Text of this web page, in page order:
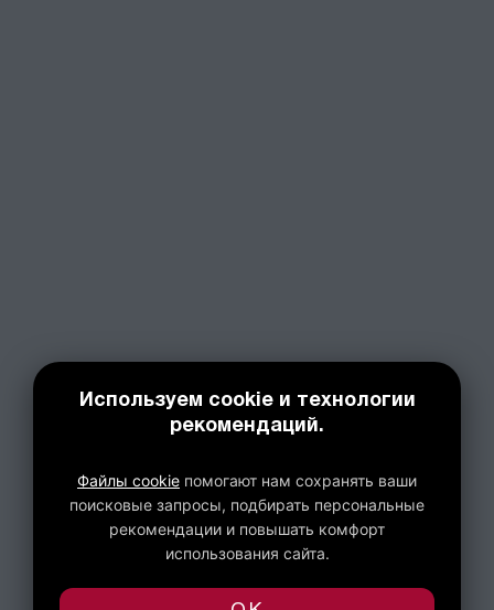
Используем cookie и технологии
рекомендаций.
Файлы cookie помогают нам сохранять ваши
поисковые запросы, подбирать персональные
рекомендации и повышать комфорт
использования сайта.